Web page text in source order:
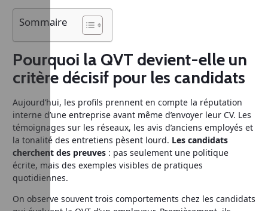
Sommaire
Pourquoi la QVT devient-elle un
critère décisif pour les candidats
Aujourd’hui, les profils prennent en compte la réputation
interne d’une entreprise avant même d’envoyer leur CV. Les
témoignages sur les réseaux, les avis d’anciens employés et
la tonalité des entretiens pèsent lourd. Les candidats
cherchent des preuves : pas seulement une politique
écrite, mais des exemples visibles de pratiques
quotidiennes.
On observe souvent trois comportements chez les candidats